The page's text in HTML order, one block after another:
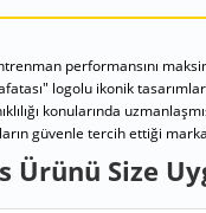
performansını
logolu ikonik
konularında
güvenle tercih ettiği
Ürünü Size